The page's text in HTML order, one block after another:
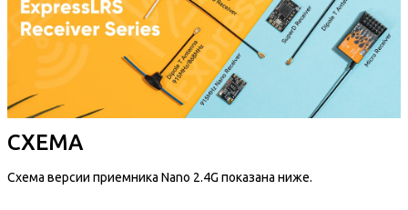
СХЕМА
Схема версии приемника Nano 2.4G показана ниже.